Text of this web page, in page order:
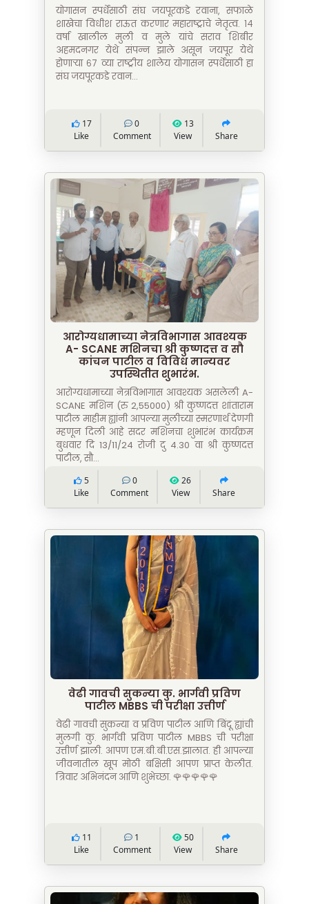
योगासन स्पर्धेसाठी संघ जयपूरकडे रवाना, सफाळे
शाखेचा विधीश राऊत करणार महाराष्ट्राचे नेतृत्व. १४
वर्षा खालील मुली व मुले यांचे सराव शिबीर
अहमदनगर येथे संपन्न झाले असून जयपूर येथे
होणाऱ्या ६७ व्या राष्ट्रीय शालेय योगासन स्पर्धेसाठी हा
संघ जयपूरकडे रवान...
17
Like
0
Comment
13
View
Share
आरोग्यधामाच्या नेत्रविभागास आवश्यक
A- SCANE मशिनचा श्री कुष्णदत्त व सौ
कांचन पाटील व विविध मान्यवर
उपस्थितीत शुभारंभ.
आरोग्यधामाच्या नेत्रविभागास आवश्यक असलेली A-
SCANE मशिन (रु 2,55000) श्री कुष्णदत्त शांताराम
पाटील माहीम ह्यांनी आपल्या मुलीच्या स्मरणार्थ देणगी
म्हणून दिली आहे सदर मशिनचा शुभारंभ कार्यक्रम
बुधवार दि 13/11/24 रोजी दु 4.30 वा श्री कुष्णदत्त
पाटील, सौ...
5
Like
0
Comment
26
View
Share
वेढी गावची सुकन्या कु. भार्गवी प्रविण
पाटील MBBS ची परीक्षा उत्तीर्ण
वेढी गावची सुकन्या व प्रविण पाटील आणि बिंदू ह्यांची
मुलगी कु. भार्गवी प्रविण पाटील MBBS ची परीक्षा
उत्तीर्ण झाली. आपण एम.बी.बी.एस.झालात. ही आपल्या
जीवनातील खूप मोठी बक्षिसी आपण प्राप्त केलीत.
त्रिवार अभिनंदन आणि शुभेच्छा. 🌹🌹🌹🌹🌹
11
Like
1
Comment
50
View
Share